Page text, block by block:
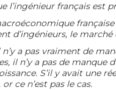
l’ingénieur français est
d’ingénieurs, le
a pas vraiment de
il n’y a pas de manque
S’il y avait une
ce n’est pas le cas.